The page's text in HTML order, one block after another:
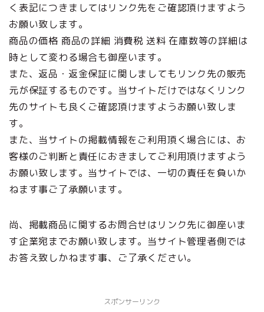
く表記につきましてはリンク先をご確認頂けますよう
お願い致します。
商品の価格 商品の詳細 消費税 送料 在庫数等の詳細は
時として変わる場合も御座います。
また、返品・返金保証に関しましてもリンク先の販売
元が保証するものです。当サイトだけではなくリンク
先のサイトも良くご確認頂けますようお願い致しま
す。
また、当サイトの掲載情報をご利用頂く場合には、お
客様のご判断と責任におきましてご利用頂けますよう
お願い致します。当サイトでは、一切の責任を負いか
ねます事ご了承願います。
尚、掲載商品に関するお問合せはリンク先に御座いま
す企業宛までお願い致します。当サイト管理者側では
お答え致しかねます事、ご了承ください。
スポンサーリンク